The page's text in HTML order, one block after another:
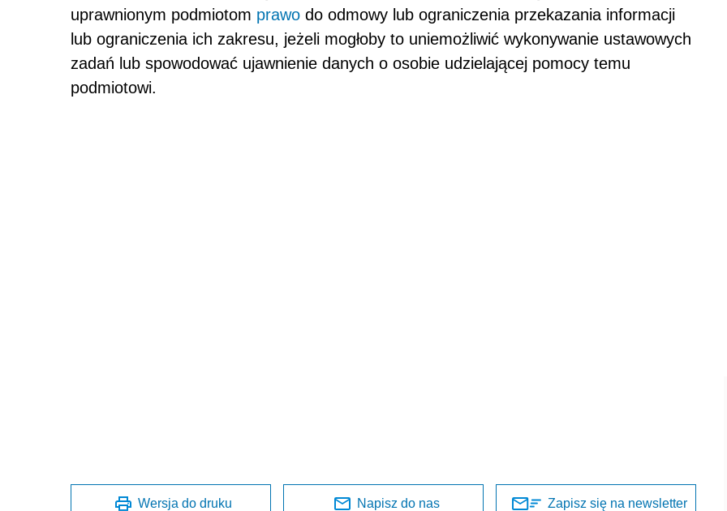
uprawnionym podmiotom prawo do odmowy lub ograniczenia przekazania informacji
lub ograniczenia ich zakresu, jeżeli mogłoby to uniemożliwić wykonywanie ustawowych
zadań lub spowodować ujawnienie danych o osobie udzielającej pomocy temu
podmiotowi.
Wersja do druku Napisz do nas Zapisz się na newsletter